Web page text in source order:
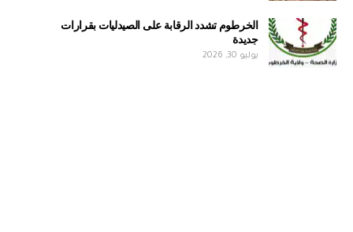
الخرطوم تشدد الرقابة على الصيدليات بقرارات
جديدة
يوليو 30, 2026